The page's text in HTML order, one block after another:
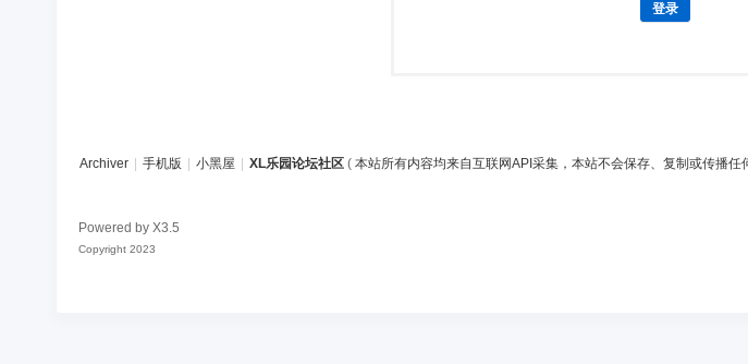
登录
Archiver 手机版 小黑屋 XL乐园论坛社区 ( 本站所有内容均来自互联网API采集，本站不会保存、复制或传播
Powered by X3.5
Copyright 2023